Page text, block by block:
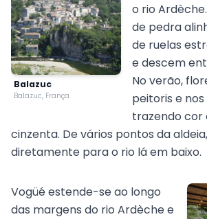
Balazuc
Balazuc, França
o rio
de pedra
de ruelas
e descem
No verão,
peitoris e
trazendo cor
cinzenta. De vários pontos da
diretamente para o rio lá em baixo.
Vogüé estende-se ao longo
das margens do rio Ardèche e